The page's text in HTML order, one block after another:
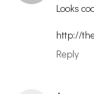
Looks
http://
Reply